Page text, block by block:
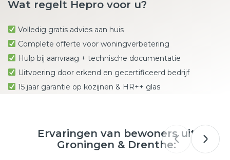
Wat regelt Hepro voor u?
Volledig gratis advies aan huis
Complete offerte voor woningverbetering
Hulp bij aanvraag + technische documentatie
Uitvoering door erkend en gecertificeerd bedrijf
15 jaar garantie op kozijnen & HR++ glas
Ervaringen van bewoners uit
Groningen & Drenthe: